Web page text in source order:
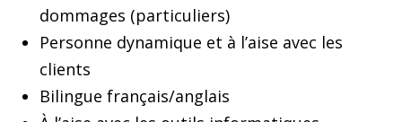
dommages (particuliers)
Personne dynamique et à l’aise avec les
clients
Bilingue français/anglais